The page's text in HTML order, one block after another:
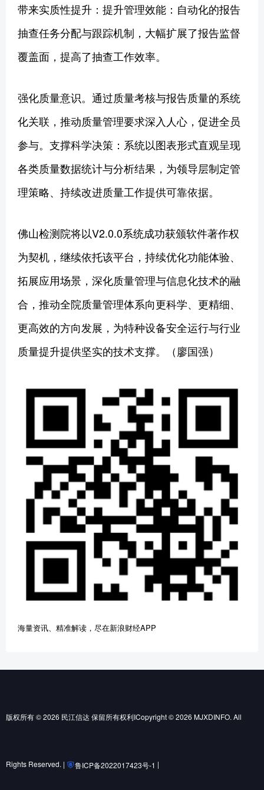
带来实质性提升：提升管理效能：自动化的报告
抽查任务分配与跟踪机制，大幅扩展了报告监督
覆盖面，提高了抽查工作效率。
强化质量意识。通过质量考核与报告质量的系统
化关联，推动质量管理要求深入人心，促进全员
参与。支撑科学决策：系统以图表形式直观呈现
各类质量数据统计与分析结果，为领导层制定管
理策略、持续改进质量工作提供可靠依据。
佛山检测院将以V2.0.0系统成功获颁软件著作权
为契机，继续依托该平台，持续优化功能体验、
拓展应用场景，深化质量管理与信息化技术的融
合，推动全院质量管理体系向更科学、更精细、
更高效的方向发展，为特种设备安全运行与行业
质量提升提供坚实的技术支撑。（廖国强）
海量资讯、精准解读，尽在新浪财经APP
版权所有 © 2026 民江信达 保留所有权利ICopyright © 2026 MJXDINFO. All
Rights Reserved. | 鲁ICP备2022017423号-1 |